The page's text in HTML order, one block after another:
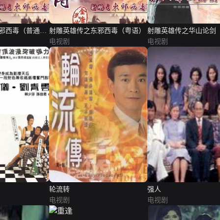
西毒（普通
射雕英雄传之东邪西毒（粤语）
电视剧
射雕英雄传之华山论剑
版）
电视剧
轮流转
电视剧
强人
电视剧